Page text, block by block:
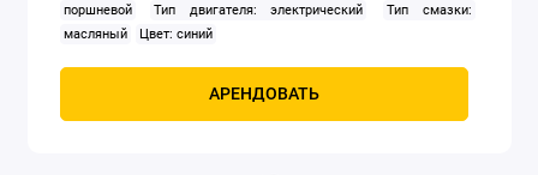
поршневой
Тип двигателя: электрический
Тип смазки:
масляный
Цвет: синий
АРЕНДОВАТЬ